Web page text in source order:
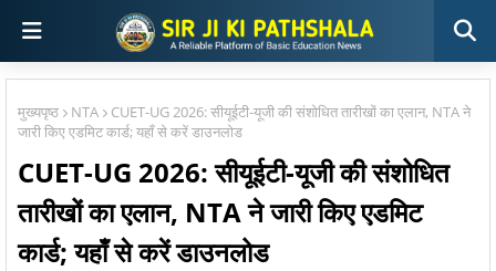
मुख्यपृष्ठ NTA
CUET-UG 2026: सीयूईटी-यूजी की संशोधित तारीखों का एलान, NTA ने
जारी किए एडमिट कार्ड; यहाँ से करें डाउनलोड
CUET-UG 2026: सीयूईटी-यूजी की संशोधित
तारीखों का एलान, NTA ने जारी किए एडमिट
कार्ड; यहाँ से करें डाउनलोड